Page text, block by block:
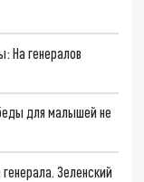
На генералов
для малышей не
Зеленский